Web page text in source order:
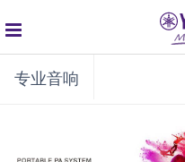
global
navigation
专业音响